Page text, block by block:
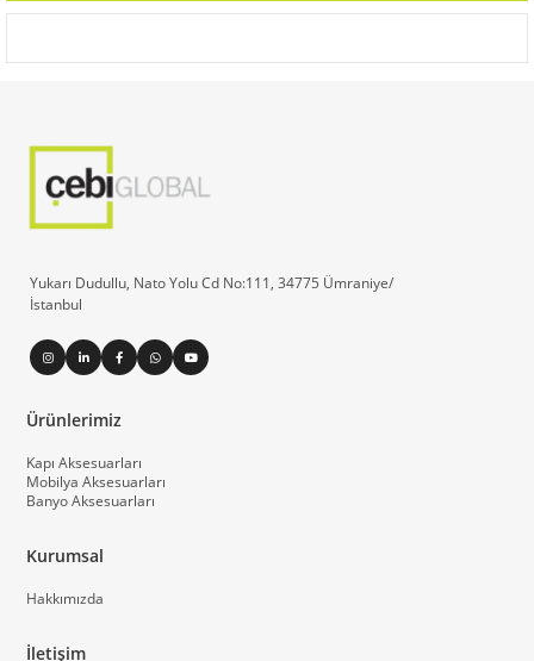
Yukarı Dudullu, Nato Yolu Cd No:111, 34775 Ümraniye/
İstanbul
Ürünlerimiz
Kapı Aksesuarları
Mobilya Aksesuarları
Banyo Aksesuarları
Kurumsal
Hakkımızda
İletişim